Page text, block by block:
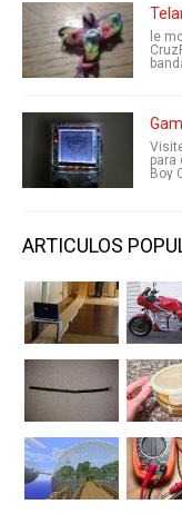
le
para
Boy
ARTICULOS